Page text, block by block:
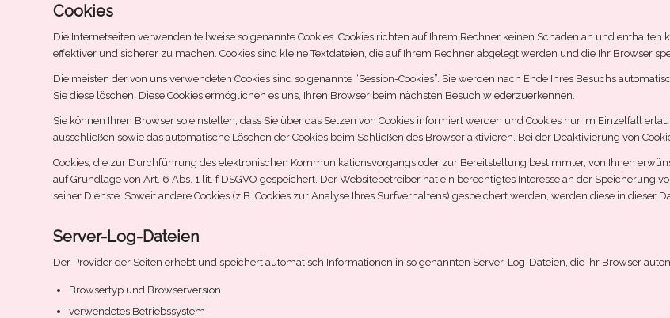
Cookies
Die Internetseiten verwenden teilweise so genannte Cookies. Cookies richten auf Ihrem Rechner keinen Schaden an und
effektiver und sicherer zu machen. Cookies sind kleine Textdateien, die auf Ihrem Rechner abgelegt werden und die Ihr Browser
Die meisten der von uns verwendeten Cookies sind so genannte “Session-Cookies”. Sie werden nach Ende Ihres Besuchs
Sie diese löschen. Diese Cookies ermöglichen es uns, Ihren Browser beim nächsten Besuch wiederzuerkennen.
Sie können Ihren Browser so einstellen, dass Sie über das Setzen von Cookies informiert werden und Cookies nur im Einzelfall
ausschließen sowie das automatische Löschen der Cookies beim Schließen des Browser aktivieren. Bei der Deaktivierung von
Cookies, die zur Durchführung des elektronischen Kommunikationsvorgangs oder zur Bereitstellung bestimmter, von Ihnen
auf Grundlage von Art. 6 Abs. 1 lit. f DSGVO gespeichert. Der Websitebetreiber hat ein berechtigtes Interesse an der Speicherung
seiner Dienste. Soweit andere Cookies (z.B. Cookies zur Analyse Ihres Surfverhaltens) gespeichert werden, werden diese in dieser
Server-Log-Dateien
Der Provider der Seiten erhebt und speichert automatisch Informationen in so genannten Server-Log-Dateien, die Ihr Browser
Browsertyp und Browserversion
verwendetes Betriebssystem